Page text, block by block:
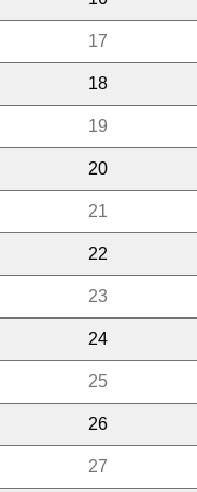
17
18
19
20
21
22
23
24
25
26
27